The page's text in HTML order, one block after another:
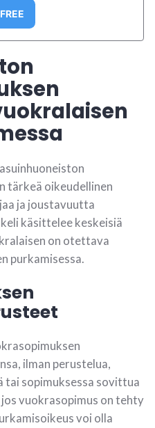
tärkeä oikeudellinen
ja joustavuutta
käsittelee keskeisiä
on otettava
purkamisessa.
ilman perustelua,
tai sopimuksessa sovittua
vuokrasopimus on tehty
voi olla